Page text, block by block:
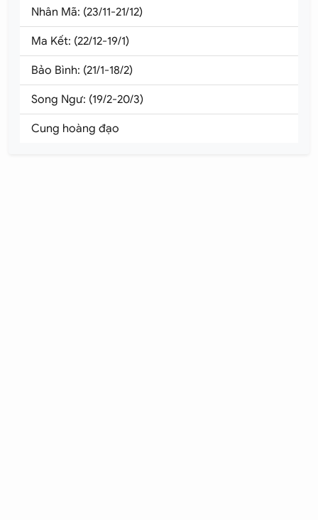
Nhân Mã: (23/11-21/12)
Ma Kết: (22/12-19/1)
Bảo Bình: (21/1-18/2)
Song Ngư: (19/2-20/3)
Cung hoàng đạo